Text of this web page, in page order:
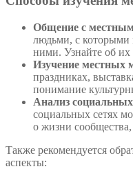
Общение с
людьми, с которыми
ними. Узнайте об их
Изучение местных
праздниках,
понимание
Анализ социальных
социальных сетях
о жизни
Также рекомендуется
аспекты: